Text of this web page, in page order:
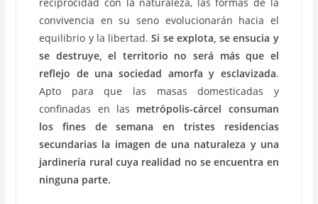
convivencia en su seno evolucionarán hacia el
equilibrio y la libertad.Si se explota, se ensucia y
se destruye, el territorio no será más que el
reflejo de una sociedad amorfa y esclavizada.
Apto para que las masas domesticadas y
confinadas en las metrópolis-cárcel consuman
los fines de semana en tristes residencias
secundarias la imagen de una naturaleza y una
jardinería rural cuya realidad no se encuentra en
ninguna parte.